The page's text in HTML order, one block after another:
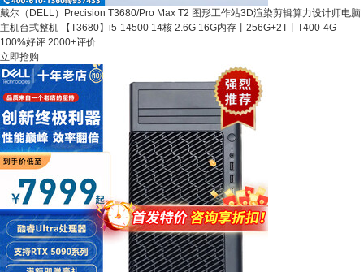
戴尔（DELL）Precision T3680/Pro Max T2 图形工作站3D渲染剪辑算力设计师电脑
主机台式整机 【T3680】i5-14500 14核 2.6G 16G内存丨256G+2T丨T400-4G
100%好评 2000+评价
立即抢购